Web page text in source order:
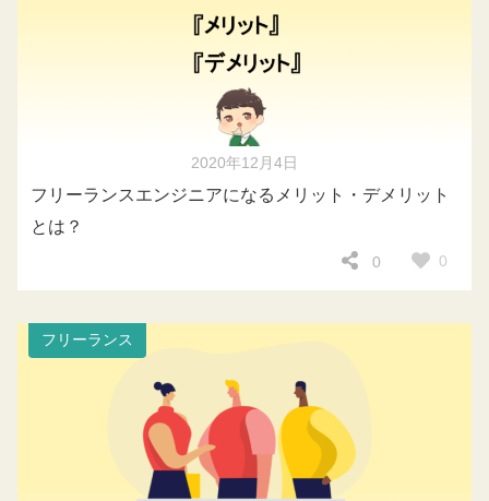
2020年12月4日
フリーランスエンジニアになるメリット・デメリット
とは？
0 0
フリーランス